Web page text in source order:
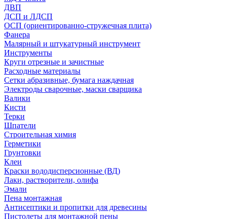
ДВП
ДСП и ЛДСП
ОСП (ориентированно-стружечная плита)
Фанера
Малярный и штукатурный инструмент
Инструменты
Круги отрезные и зачистные
Расходные материалы
Сетки абразивные, бумага наждачная
Электроды сварочные, маски сварщика
Валики
Кисти
Терки
Шпатели
Строительная химия
Герметики
Грунтовки
Клеи
Краски вододисперсионные (ВД)
Лаки, растворители, олифа
Эмали
Пена монтажная
Антисептики и пропитки для древесины
Пистолеты для монтажной пены